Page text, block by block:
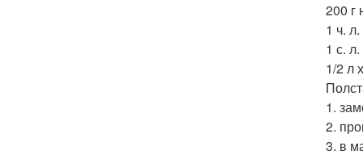
200 г
1 ч.
1 с.
1/2 л
1.
2.
3. в